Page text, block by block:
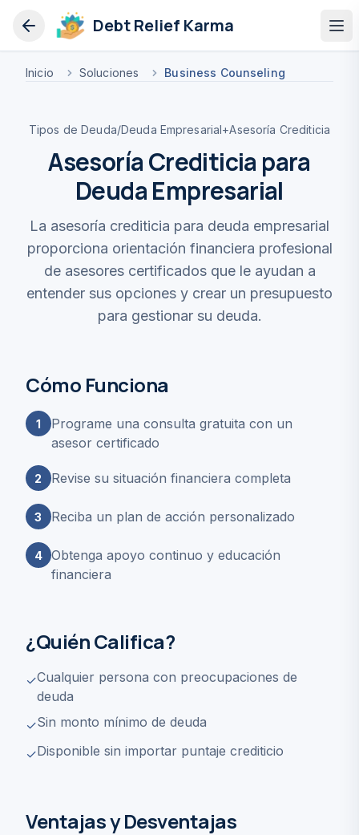
Debt Relief Karma
Inicio Soluciones Business Counseling
Tipos de Deuda/Deuda Empresarial+Asesoría Crediticia
Asesoría Crediticia para
Deuda Empresarial
La asesoría crediticia para deuda empresarial
proporciona orientación financiera profesional
de asesores certificados que le ayudan a
entender sus opciones y crear un presupuesto
para gestionar su deuda.
Cómo Funciona
1
Programe una consulta gratuita con un
asesor certificado
2 Revise su situación financiera completa
3 Reciba un plan de acción personalizado
4
Obtenga apoyo continuo y educación
financiera
¿Quién Califica?
✓Cualquier persona con preocupaciones de
deuda
✓Sin monto mínimo de deuda
✓Disponible sin importar puntaje crediticio
Ventajas y Desventajas